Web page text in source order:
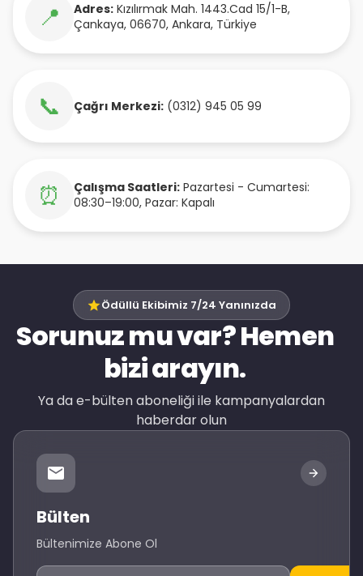
📍 Adres: Kızılırmak Mah. 1443.Cad 15/1-B,
Çankaya, 06670, Ankara, Türkiye
📞 Çağrı Merkezi: (0312) 945 05 99
⏰ Çalışma Saatleri: Pazartesi - Cumartesi:
08:30–19:00, Pazar: Kapalı
Ödüllü Ekibimiz 7/24 Yanınızda
Sorunuz mu var? Hemen
bizi arayın.
Ya da e-bülten aboneliği ile kampanyalardan
haberdar olun
Bülten
Bültenimize Abone Ol